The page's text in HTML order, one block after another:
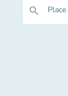
search